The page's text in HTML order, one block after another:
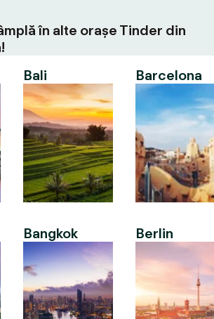
în alte orașe Tinder din
Bali
Bangkok
Barcelona
Berlin